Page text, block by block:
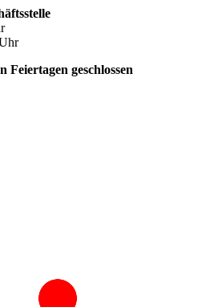
Feiertagen geschlossen